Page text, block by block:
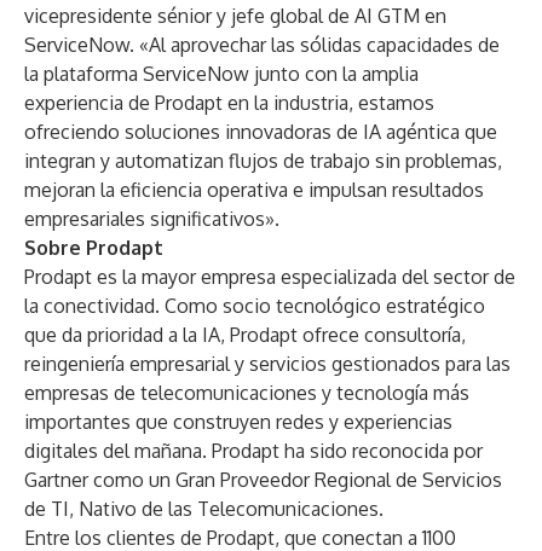
vicepresidente sénior y jefe global de AI GTM en
ServiceNow. «Al aprovechar las sólidas capacidades de
la plataforma ServiceNow junto con la amplia
experiencia de Prodapt en la industria, estamos
ofreciendo soluciones innovadoras de IA agéntica que
integran y automatizan flujos de trabajo sin problemas,
mejoran la eficiencia operativa e impulsan resultados
empresariales significativos».
Sobre Prodapt
Prodapt es la mayor empresa especializada del sector de
la conectividad. Como socio tecnológico estratégico
que da prioridad a la IA, Prodapt ofrece consultoría,
reingeniería empresarial y servicios gestionados para las
empresas de telecomunicaciones y tecnología más
importantes que construyen redes y experiencias
digitales del mañana. Prodapt ha sido reconocida por
Gartner como un Gran Proveedor Regional de Servicios
de TI, Nativo de las Telecomunicaciones.
Entre los clientes de Prodapt, que conectan a 1100